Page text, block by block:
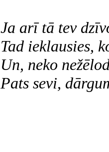
Ja arī tā tev
Tad ieklausies,
Un, neko
Pats sevi,